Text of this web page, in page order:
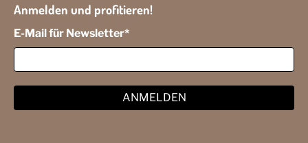
Anmelden und profitieren!
E-Mail für Newsletter*
ANMELDEN